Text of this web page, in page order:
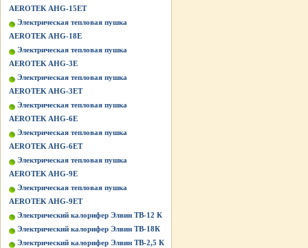
AEROTEK AHG-15ET
Электрическая тепловая пушка
AEROTEK AHG-18E
Электрическая тепловая пушка
AEROTEK AHG-3E
Электрическая тепловая пушка
AEROTEK AHG-3ET
Электрическая тепловая пушка
AEROTEK AHG-6E
Электрическая тепловая пушка
AEROTEK AHG-6ET
Электрическая тепловая пушка
AEROTEK AHG-9E
Электрическая тепловая пушка
AEROTEK AHG-9ET
Электрический калорифер Элвин ТВ-12 К
Электрический калорифер Элвин ТВ-18К
Электрический калорифер Элвин ТВ-2,5 К